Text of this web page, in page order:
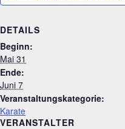
DETAILS
Beginn:
Mai 31
Ende:
Juni 7
Veranstaltungskategorie:
Karate
VERANSTALTER